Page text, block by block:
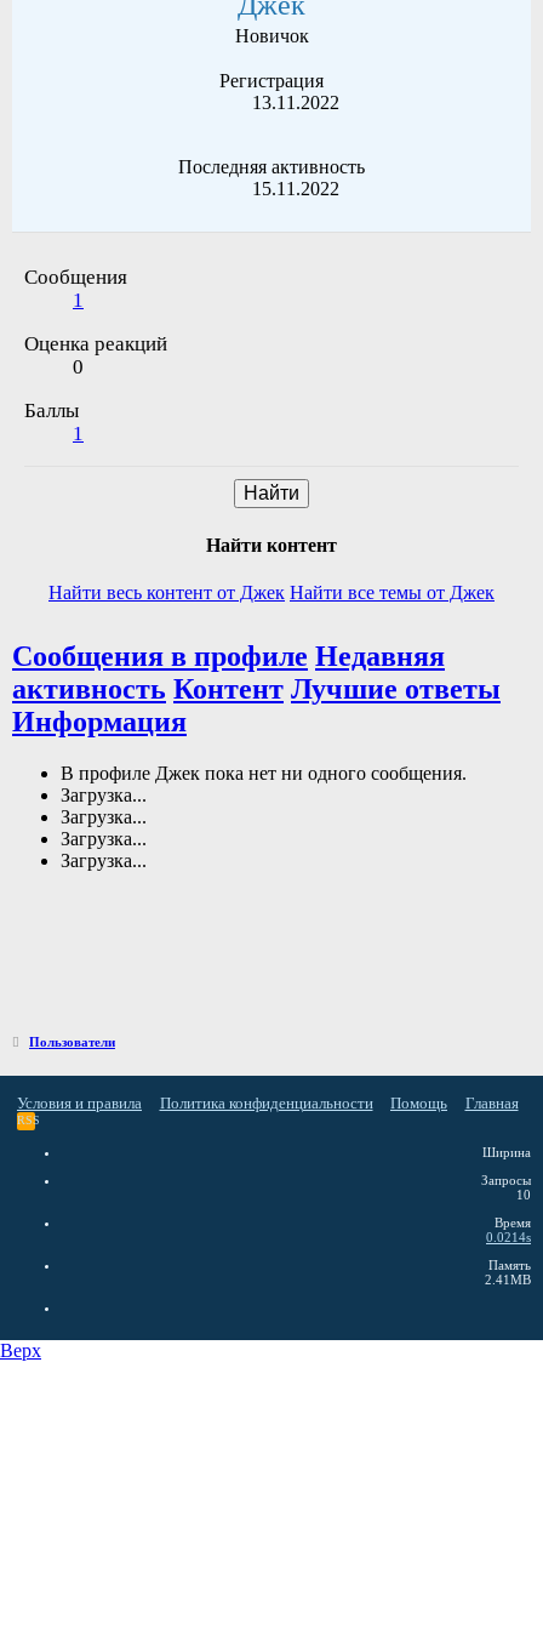
Новичок
Регистрация
13.11.2022
Последняя активность
15.11.2022
Сообщения
1
Оценка реакций
0
Баллы
1
Найти
Найти контент
Найти весь контент от Джек Найти все темы от Джек
Сообщения в профиле Недавняя
активность Контент Лучшие ответы
Информация
В профиле Джек пока нет ни одного сообщения.
Загрузка...
Загрузка...
Загрузка...
Загрузка...
Пользователи
Условия и правила Политика конфиденциальности Помощь Главная
RSS
Ширина
Запросы
10
Время
0.0214s
Память
2.41MB
Верх